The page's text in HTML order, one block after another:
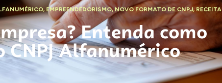
, EMPREENDEDORISMO,NOVO FORMATO DE CNPJ,RECEITA
Entenda como
Alfanumérico